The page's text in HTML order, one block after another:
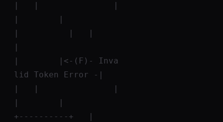
|   |               |
|        |
|          |   |
|
|        |<-(F)- Inva
lid Token Error -|
|   |               |
|        |
+----------+   |